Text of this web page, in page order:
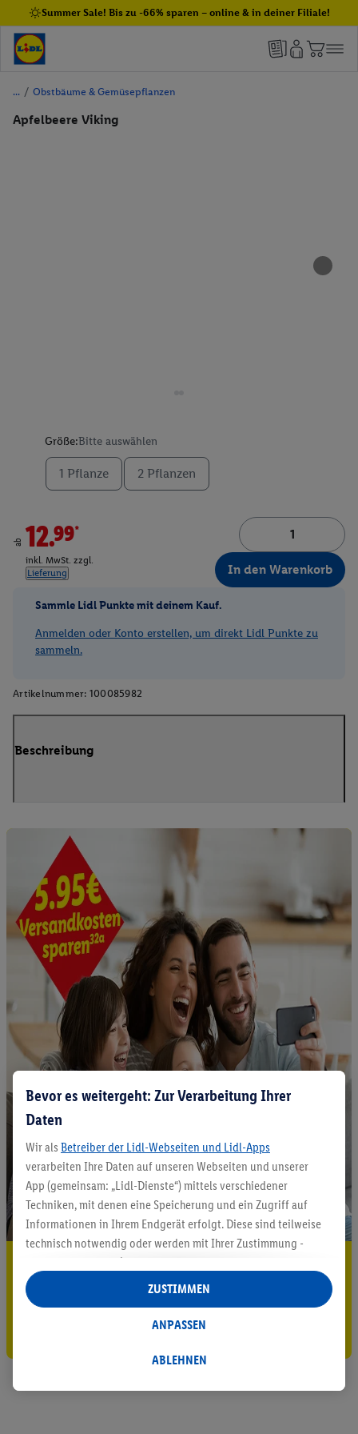
Summer Sale! Bis zu -66% sparen – online & in deiner Filiale!
/ Obstbäume & Gemüsepflanzen
Apfelbeere Viking
Größe:Bitte auswählen
1 Pflanze 2 Pflanzen
ab 12.99*
inkl. MwSt. zzgl.
Lieferung
In den Warenkorb
Sammle Lidl Punkte mit deinem Kauf.
Anmelden oder Konto erstellen, um direkt Lidl Punkte zu
sammeln.
Artikelnummer: 100085982
Beschreibung
5.95 € Versand sparen³²ᵃ
Jetzt zum Newsletter anmelden
Gutschein sichern!
Bevor es weitergeht: Zur Verarbeitung Ihrer
Daten
Wir als Betreiber der Lidl-Webseiten und Lidl-Apps
verarbeiten Ihre Daten auf unseren Webseiten und unserer
App (gemeinsam: „Lidl-Dienste“) mittels verschiedener
Techniken, mit denen eine Speicherung und ein Zugriff auf
Informationen in Ihrem Endgerät erfolgt. Diese sind teilweise
technisch notwendig oder werden mit Ihrer Zustimmung -
auch durch Partner (u.a.
Verantwortliche; im Zusammenhang mit dem IAB TCF
insgesamt
Statistik-Erstellung oder für personalisierte Werbung
Datenverarbeitungen für personalisierte Werbung werden
ABLEHNEN
ANPASSEN
ZUSTIMMEN